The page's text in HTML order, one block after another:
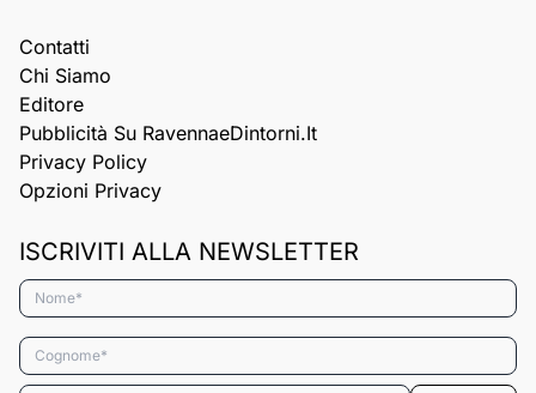
Contatti
Chi Siamo
Editore
Pubblicità Su RavennaeDintorni.it
Privacy Policy
Opzioni Privacy
ISCRIVITI ALLA NEWSLETTER
Nome*
Cognome*